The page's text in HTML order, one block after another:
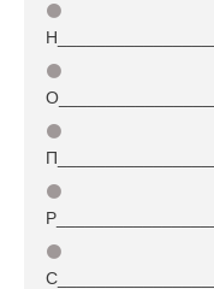
⚫
Н_________________
⚫
О_________________
⚫
П_________________
⚫
Р_________________
⚫
С_________________